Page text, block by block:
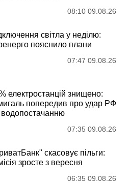
08:10 09.08.26
світла у неділю:
пояснило плани
07:47 09.08.26
електростанцій знищено:
попередив про удар РФ
водопостачанню
07:35 09.08.26
скасовує пільги:
зросте з вересня
06:35 09.08.26